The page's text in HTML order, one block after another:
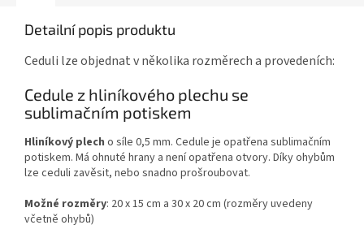
Detailní popis produktu
Ceduli lze objednat v několika rozměrech a provedeních:
Cedule z hliníkového plechu se
sublimačním potiskem
Hliníkový plech o síle 0,5 mm. Cedule je opatřena sublimačním
potiskem. Má ohnuté hrany a není opatřena otvory. Díky ohybům
lze ceduli zavěsit, nebo snadno prošroubovat.
Možné rozměry: 20 x 15 cm a 30 x 20 cm (rozměry uvedeny
včetně ohybů)